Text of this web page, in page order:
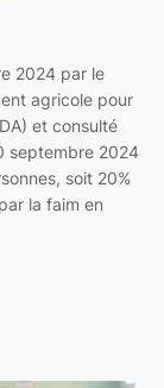
2024 par le
agricole pour
et consulté
septembre 2024
soit 20%
la faim en